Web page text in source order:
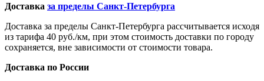
Доставка за пределы Санкт-Петербурга
Доставка за пределы Санкт-Петербурга рассчитывается исходя
из тарифа 40 руб./км, при этом стоимость доставки по городу
сохраняется, вне зависимости от стоимости товара.
Доставка по России